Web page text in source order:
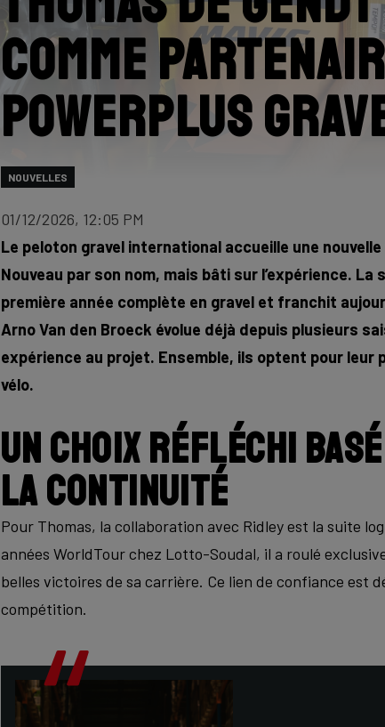
comme
Powerplus
NOUVELLES
01/12/2026, 12:05 PM
Le peloton gravel international accueille une
Nouveau par son nom, mais bâti sur l’expérience.
première année complète en gravel et franchit
Arno Van den Broeck évolue déjà depuis plusieurs
expérience au projet. Ensemble, ils optent pour
vélo.
Un choix réfléchi
la continuité
Pour Thomas, la collaboration avec Ridley est la suite
années WorldTour chez Lotto-Soudal, il a roulé
belles victoires de sa carrière. Ce lien de confiance est
compétition.